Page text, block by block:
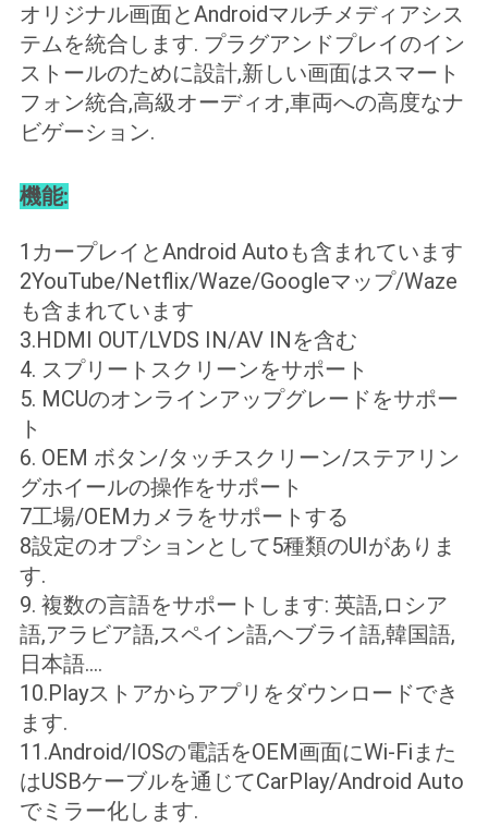
ー
ス
合
地
図
PRIVACY
POLICY
オリジナル画面とAndroidマルチメディアシス
テムを統合します. プラグアンドプレイのイン
ストールのために設計,新しい画面はスマート
フォン統合,高級オーディオ,車両への高度なナ
ビゲーション.
機能:
1カープレイとAndroid Autoも含まれています
2YouTube/Netflix/Waze/Googleマップ/Waze
も含まれています
3.HDMI OUT/LVDS IN/AV INを含む
4. スプリートスクリーンをサポート
5. MCUのオンラインアップグレードをサポー
ト
6. OEM ボタン/タッチスクリーン/ステアリン
グホイールの操作をサポート
7工場/OEMカメラをサポートする
8設定のオプションとして5種類のUIがありま
す.
9. 複数の言語をサポートします: 英語,ロシア
語,アラビア語,スペイン語,ヘブライ語,韓国語,
日本語....
10.Playストアからアプリをダウンロードでき
ます.
11.Android/IOSの電話をOEM画面にWi-Fiまた
はUSBケーブルを通じてCarPlay/Android Auto
でミラー化します.